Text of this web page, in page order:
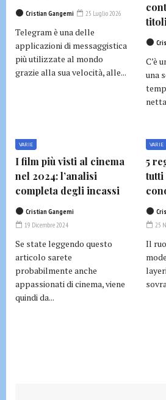
Cristian Gangemi 25 Luglio 2026
Telegram è una delle
applicazioni di messaggistica
più utilizzate al mondo
grazie alla sua velocità, alle...
C’è
una
VARIE
I film più visti al cinema
nel 2024: l’analisi
completa degli incassi
Cristian Gangemi
19 Dicembre 2024
Se state leggendo questo
articolo sarete
probabilmente anche
appassionati di cinema, viene
quindi da...
VARIE
5
tutti
25
Il